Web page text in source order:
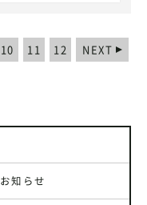
10 11 12 NEXT
お知らせ